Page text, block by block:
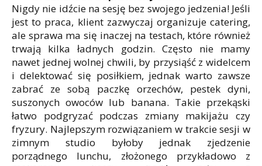
Nigdy nie idźcie na sesję bez swojego jedzenia! Jeśli
jest to praca, klient zazwyczaj organizuje catering,
ale sprawa ma się inaczej na testach, które również
trwają kilka ładnych godzin. Często nie mamy
nawet jednej wolnej chwili, by przysiąść z widelcem
i delektować się posiłkiem, jednak warto zawsze
zabrać ze sobą paczkę orzechów, pestek dyni,
suszonych owoców lub banana. Takie przekąski
łatwo podgryzać podczas zmiany makijażu czy
fryzury. Najlepszym rozwiązaniem w trakcie sesji w
zimnym studio byłoby jednak zjedzenie
porządnego lunchu, złożonego przykładowo z